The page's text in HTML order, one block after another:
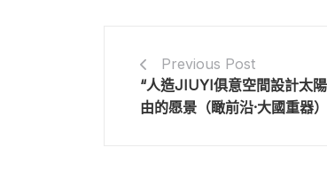
Previous Post
“人造JIUYI俱意空間設計太
由的愿景（瞰前沿·大國重器